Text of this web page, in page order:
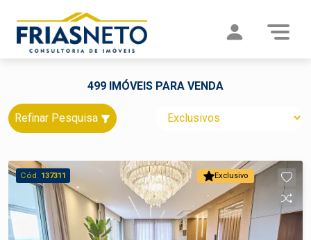
499 IMÓVEIS PARA VENDA
Refinar Pesquisa
Exclusivo
Cód. 137311